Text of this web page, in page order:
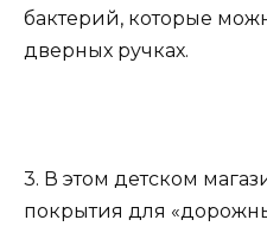
бактерий, которые
дверных ручках.
3. В этом детском
покрытия для